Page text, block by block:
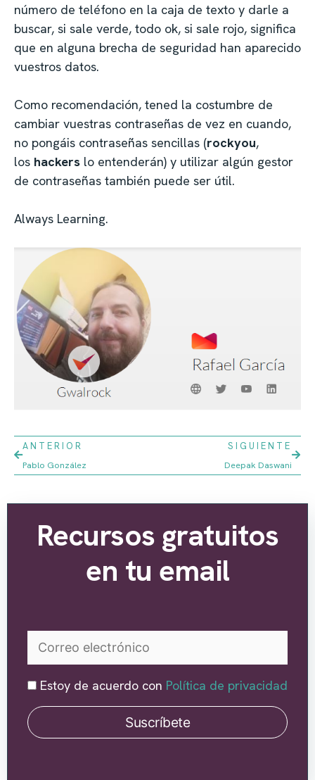
número de teléfono en la caja de texto y darle a
buscar, si sale verde, todo ok, si sale rojo, significa
que en alguna brecha de seguridad han aparecido
vuestros datos.
Como recomendación, tened la costumbre de
cambiar vuestras contraseñas de vez en cuando,
no pongáis contraseñas sencillas (rockyou,
los hackers lo entenderán) y utilizar algún gestor
de contraseñas también puede ser útil.
Always Learning.
ANTERIOR
Pablo González
SIGUIENTE
Deepak Daswani
Recursos gratuitos
en tu email
Estoy de acuerdo con Política de privacidad
Suscríbete